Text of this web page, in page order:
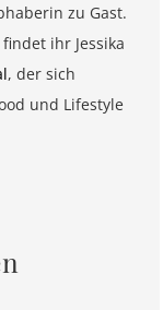
zu Gast.
ihr Jessika
, der sich
und Lifestyle